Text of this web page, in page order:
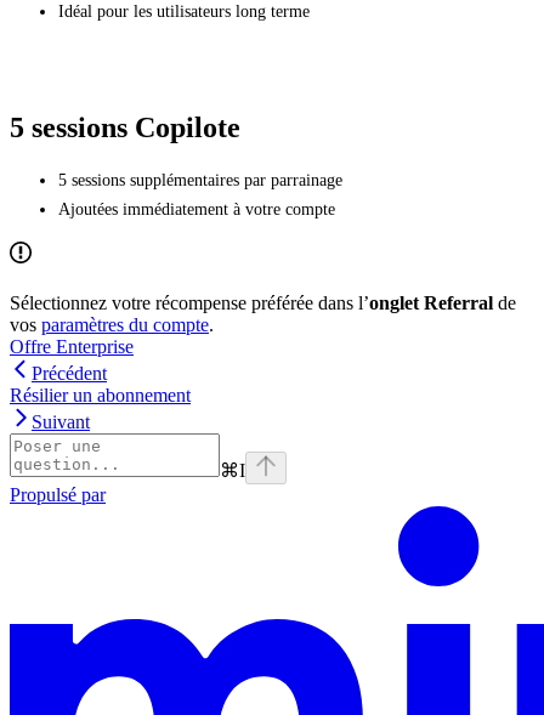
Idéal pour les utilisateurs long terme
5 sessions Copilote
5 sessions supplémentaires par parrainage
Ajoutées immédiatement à votre compte
Sélectionnez votre récompense préférée dans l’onglet Referral de
vos paramètres du compte.
Offre Enterprise
Précédent
Résilier un abonnement
Suivant
⌘I
Propulsé par